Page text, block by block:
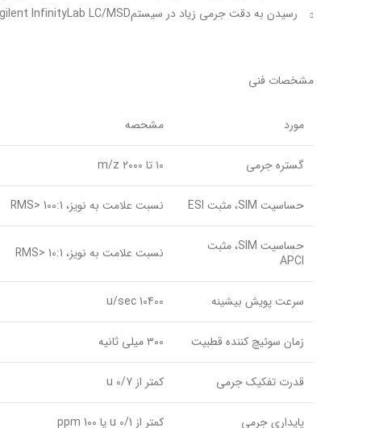
رسیدن به دقت جرمی زیاد در سیستمAgilent InfinityLab LC/MSD با استفاده از فناوری کالیبراسیون MS جدید Cerno Bioscience’s MassWorks.
مشخصات فنی
مورد مشحصه
گستره جرمی ۱۰ تا ۲۰۰۰ m/z
حساسیت SIM، مثبت ESI نسبت علامت به نویز، RMS> 100:1
حساسیت SIM، مثبت
APCI
نسبت علامت به نویز، RMS> 10:1
سرعت پویش بیشینه u/sec 10400
زمان سوئیچ کننده قطبیت ۳۰۰ میلی ثانیه
قدرت تفکیک جرمی کمتر از u 0/7
پایداری جرمی کمتر از u 0/1 یا ppm 100